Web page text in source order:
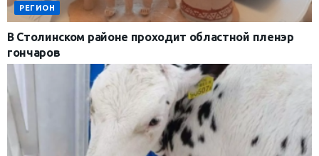
РЕГИОН
В Столинском районе проходит областной пленэр
гончаров